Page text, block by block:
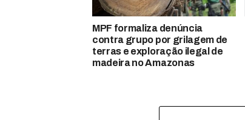
MPF formaliza denúncia
contra grupo por grilagem de
terras e exploração ilegal de
madeira no Amazonas